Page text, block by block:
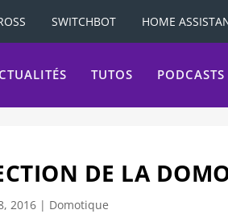
SWITCHBOT HOME
TUTOS PODCASTS
DE LA
2016| Domotique